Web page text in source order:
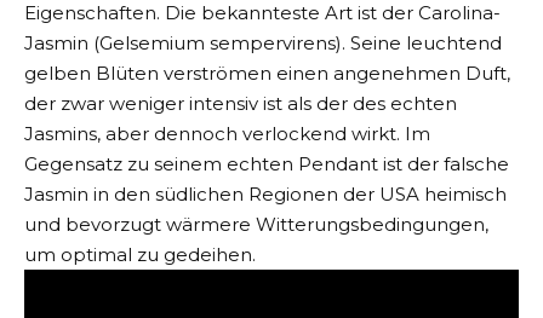
Eigenschaften. Die bekannteste Art ist der Carolina-
Jasmin (Gelsemium sempervirens). Seine leuchtend
gelben Blüten verströmen einen angenehmen Duft,
der zwar weniger intensiv ist als der des echten
Jasmins, aber dennoch verlockend wirkt. Im
Gegensatz zu seinem echten Pendant ist der falsche
Jasmin in den südlichen Regionen der USA heimisch
und bevorzugt wärmere Witterungsbedingungen,
um optimal zu gedeihen.